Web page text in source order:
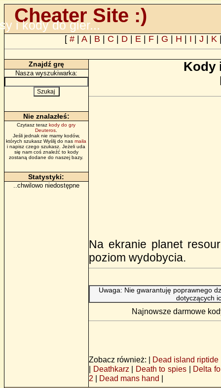
Cheater Site :)
i kody do gier...
[ # A| B C D E F G H I J K
Znajdź grę
Nasza wyszukiwarka:
Nie znalazłeś:
Czytasz terazkody do gry
Deuteros
Jeśli jednak nie mamy kodów,
których szukasz Wyślij do nasmaila
i napisz czego szukasz. Jeżeli uda
się nam coś znaleźć to kody
zostaną dodane do naszej bazy.
Statystyki:
..chwilowo niedostępne
Kody
Na ekranie planet
poziom wydobycia.
Uwaga: Nie gwarantuję poprawnego
dotyczących
Najnowsze darmowe
Zobacz również: | Dead island riptide
| Deathkarz | Death to spies | Delta
2 | Dead mans hand |